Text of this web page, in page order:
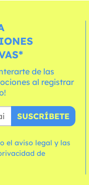
de las
al registrar
SUSCRÍBETE
el aviso legal y las